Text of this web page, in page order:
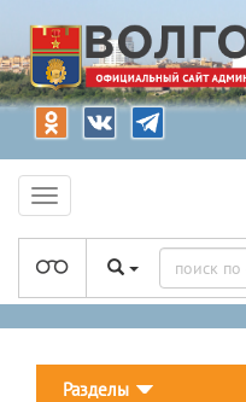
Разделы